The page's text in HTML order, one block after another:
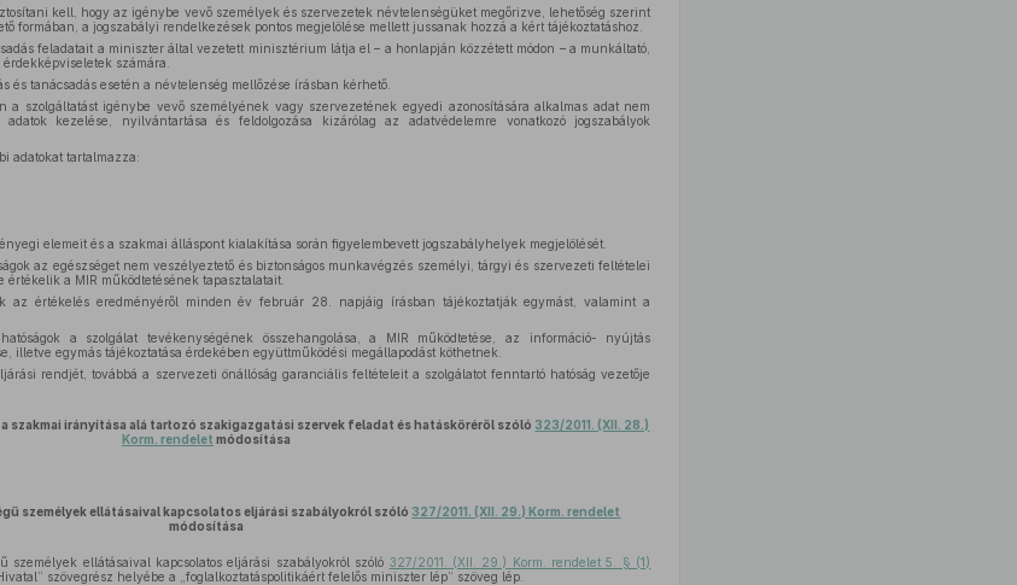
kell, hogy az igénybe vevő személyek és szervezetek névtelenségüket megőrizve, lehetőség szerint
formában, a jogszabályi rendelkezések pontos megjelölése mellett jussanak hozzá a kért tájékoztatáshoz.
feladatait a miniszter által vezetett minisztérium látja el – a honlapján közzétett módon – a munkáltató,
számára.
és tanácsadás esetén a névtelenség mellőzése írásban kérhető.
a szolgáltatást igénybe vevő személyének vagy szervezetének egyedi azonosítására alkalmas adat nem
kezelése, nyilvántartása és feldolgozása kizárólag az adatvédelemre vonatkozó jogszabályok
adatokat tartalmazza:
elemeit és a szakmai álláspont kialakítása során figyelembevett jogszabályhelyek megjelölését.
az egészséget nem veszélyeztető és biztonságos munkavégzés személyi, tárgyi és szervezeti feltételei
a MIR működtetésének tapasztalatait.
az értékelés eredményéről minden év február 28. napjáig írásban tájékoztatják egymást, valamint a
a szolgálat tevékenységének összehangolása, a MIR működtetése, az információ- nyújtás
illetve egymás tájékoztatása érdekében együttműködési megállapodást köthetnek.
rendjét, továbbá a szervezeti önállóság garanciális feltételeit a szolgálatot fenntartó hatóság vezetője
szakmai irányítása alá tartozó szakigazgatási szervek feladat és hatásköréről szóló 323/2011. (XII. 28.)
Korm. rendelet módosítása
személyek ellátásaival kapcsolatos eljárási szabályokról szóló 327/2011. (XII. 29.) Korm. rendelet
módosítása
személyek ellátásaival kapcsolatos eljárási szabályokról szóló 327/2011. (XII. 29.) Korm. rendelet 5. § (1)
szövegrész helyébe a „foglalkoztatáspolitikáért felelős miniszter lép” szöveg lép.